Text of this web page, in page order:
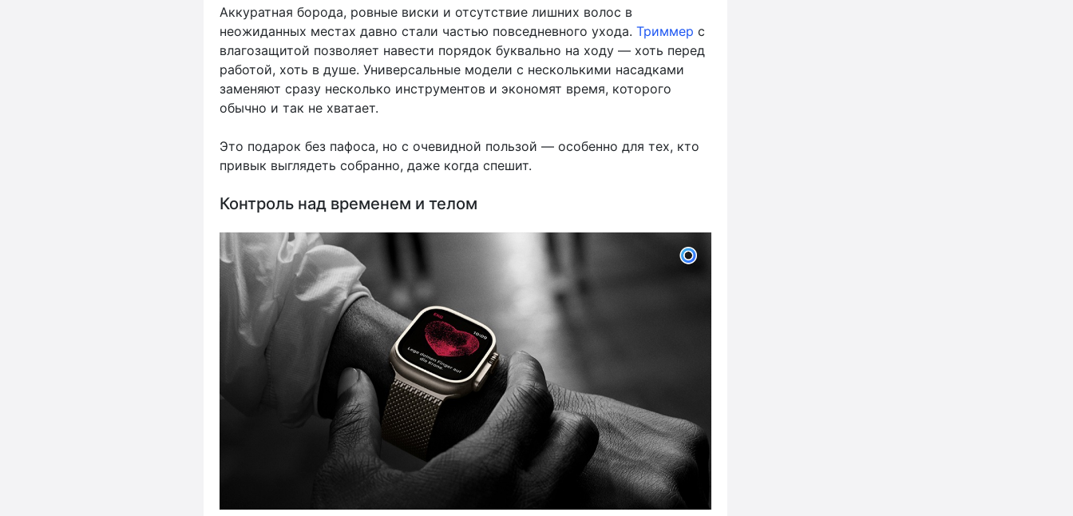
Аккуратная борода, ровные виски и отсутствие лишних волос в
неожиданных местах давно стали частью повседневного ухода. Триммер с
влагозащитой позволяет навести порядок буквально на ходу — хоть перед
работой, хоть в душе. Универсальные модели с несколькими насадками
заменяют сразу несколько инструментов и экономят время, которого
обычно и так не хватает.
Это подарок без пафоса, но с очевидной пользой — особенно для тех, кто
привык выглядеть собранно, даже когда спешит.
Контроль над временем и телом